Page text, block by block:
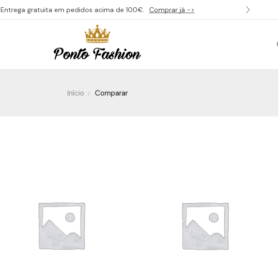
Entrega gratuita em pedidos acima de 100€. Comprar já ->
Início Comparar